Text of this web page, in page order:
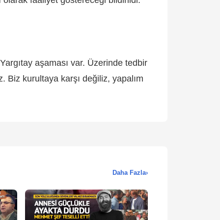
aşaması var. Üzerinde tedbir
Biz kurultaya karşı değiliz, yapalım
Daha Fazla›